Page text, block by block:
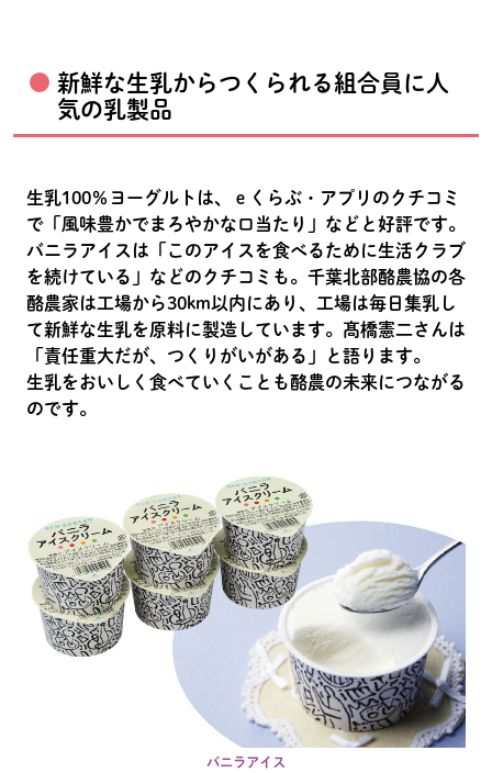
新鮮な生乳からつくられる組合員に人
気の乳製品
生乳100％ヨーグルトは、ｅくらぶ・アプリのクチコミ
で「風味豊かでまろやかな口当たり」などと好評です。
バニラアイスは「このアイスを食べるために生活クラブ
を続けている」などのクチコミも。千葉北部酪農協の各
酪農家は工場から30km以内にあり、工場は毎日集乳し
て新鮮な生乳を原料に製造しています。髙橋憲二さんは
「責任重大だが、つくりがいがある」と語ります。
生乳をおいしく食べていくことも酪農の未来につながる
のです。
バニラアイス